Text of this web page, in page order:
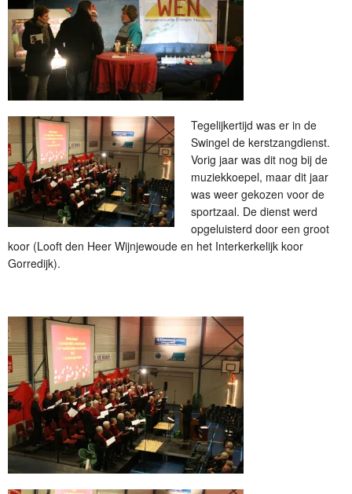
Tegelijkertijd was er in de
Swingel de kerstzangdienst.
Vorig jaar was dit nog bij de
muziekkoepel, maar dit jaar
was weer gekozen voor de
sportzaal. De dienst werd
opgeluisterd door een groot
koor (Looft den Heer Wijnjewoude en het Interkerkelijk koor
Gorredijk).